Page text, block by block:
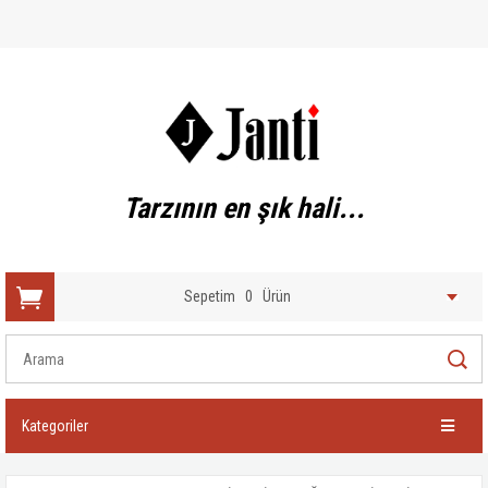
Tarzının en şık hali...
Sepetim 0 Ürün
Kategoriler